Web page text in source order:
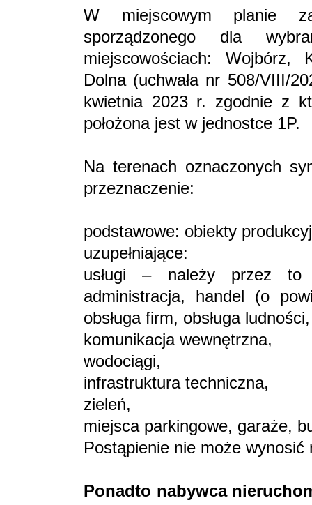
W miejscowym planie
sporządzonego dla
miejscowościach: Wojbórz,
Dolna (uchwała nr 508/VIII/
kwietnia 2023 r. zgodnie z
położona jest w jednostce 1P.
Na terenach oznaczonych
przeznaczenie:
podstawowe: obiekty
uzupełniające:
usługi – należy przez to
administracja, handel (o
obsługa firm, obsługa
komunikacja wewnętrzna,
wodociągi,
infrastruktura techniczna,
zieleń,
miejsca parkingowe, garaże,
Postąpienie nie może
Ponadto nabywca